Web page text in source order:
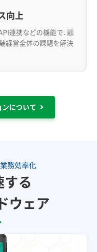
向上
連携などの機能で、顧
経営全体の課題を解決
ンについて
業務効率化
する
ウェア